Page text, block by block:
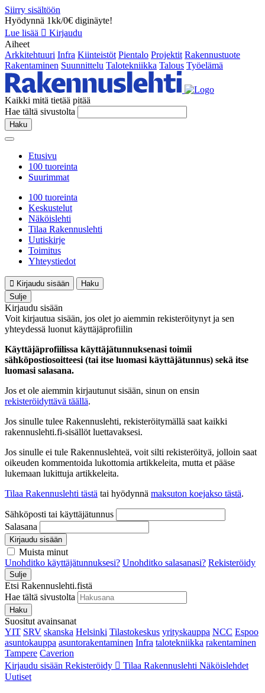
Siirry sisältöön
Hyödynnä 1kk/0€ diginäyte!
Lue lisää
Kirjaudu
Aiheet
Arkkitehtuuri Infra Kiinteistöt Pientalo Projektit Rakennustuote
Rakentaminen Suunnittelu Talotekniikka Talous Työelämä
Kaikki mitä tietää pitää
Hae tältä sivustolta
Haku
Etusivu
100 tuoreinta
Suurimmat
100 tuoreinta
Keskustelut
Näköislehti
Tilaa Rakennuslehti
Uutiskirje
Toimitus
Yhteystiedot
Kirjaudu sisään
Haku
Sulje
Kirjaudu sisään
Voit kirjautua sisään, jos olet jo aiemmin rekisteröitynyt ja sen
yhteydessä luonut käyttäjäprofiilin
Käyttäjäprofiilissa käyttäjätunnuksenasi toimii
sähköpostiosoitteesi (tai itse luomasi käyttäjätunnus) sekä itse
luomasi salasana.
Jos et ole aiemmin kirjautunut sisään, sinun on ensin
rekisteröidyttävä täällä.
Jos sinulle tulee Rakennuslehti, rekisteröitymällä saat kaikki
rakennuslehti.fi-sisällöt luettavaksesi.
Jos sinulle ei tule Rakennuslehteä, voit silti rekisteröityä, jolloin saat
oikeuden kommentoida lukottomia artikkeleita, mutta et pääse
lukemaan lukittuja artikkeleita.
Tilaa Rakennuslehti tästä tai hyödynnä maksuton koejakso tästä.
Sähköposti tai käyttäjätunnus
Salasana
Kirjaudu sisään
Muista minut
Unohditko käyttäjätunnuksesi? Unohditko salasanasi? Rekisteröidy
Sulje
Etsi Rakennuslehti.fistä
Hae tältä sivustolta
Haku
Suositut avainsanat
YIT SRV skanska Helsinki Tilastokeskus yrityskauppa NCC Espoo
asuntokauppa asuntorakentaminen Infra talotekniikka rakentaminen
Tampere Caverion
Kirjaudu sisään Rekisteröidy Tilaa Rakennuslehti Näköislehdet
Uutiset